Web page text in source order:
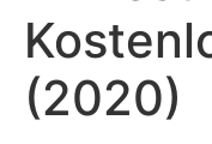
(2020)